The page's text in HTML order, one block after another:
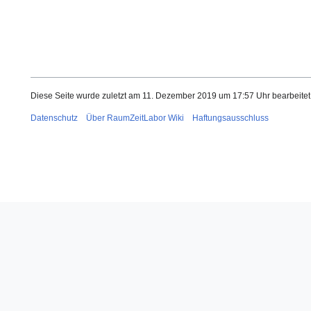
Diese Seite wurde zuletzt am 11. Dezember 2019 um 17:57 Uhr
Datenschutz Über RaumZeitLabor Wiki Haftungsausschluss